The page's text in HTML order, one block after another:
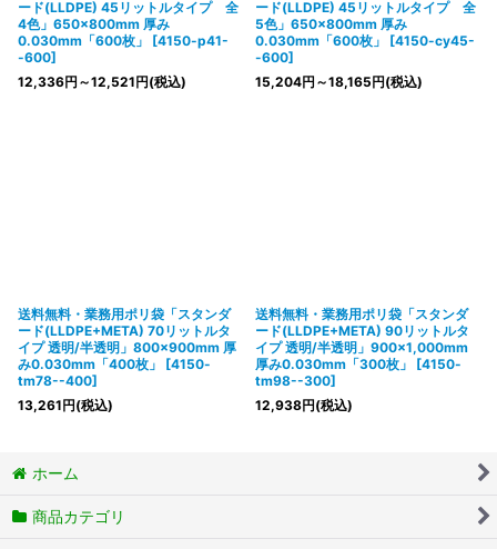
ード(LLDPE) 45リットルタイプ 全
4色」650×800mm 厚み
0.030mm「600枚」
[4150-p41-
-600]
12,336円 ～12,521円(税込)
ード(LLDPE) 45リットルタイプ 全
5色」650×800mm 厚み
0.030mm「600枚」
[4150-cy45-
-600]
15,204円 ～18,165円(税込)
送料無料・業務用ポリ袋「スタンダ
ード(LLDPE+META) 70リットルタ
イプ 透明/半透明」800×900mm 厚
み0.030mm「400枚」
[4150-
tm78--400]
13,261円(税込)
送料無料・業務用ポリ袋「スタンダ
ード(LLDPE+META) 90リットルタ
イプ 透明/半透明」900×1,000mm
厚み0.030mm「300枚」
[4150-
tm98--300]
12,938円(税込)
ホーム
商品カテゴリ